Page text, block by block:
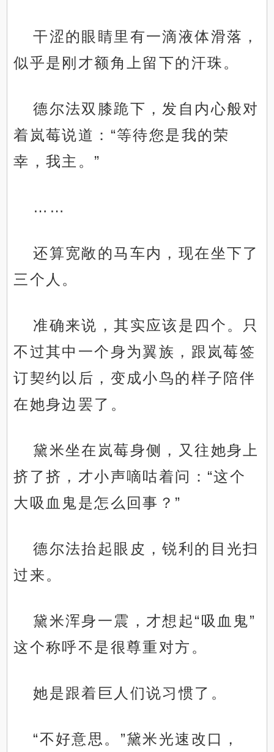
干涩的眼睛里有一滴液体滑落，
似乎是刚才额角上留下的汗珠。
德尔法双膝跪下，发自内心般对
着岚莓说道：“等待您是我的荣
幸，我主。”
……
还算宽敞的马车内，现在坐下了
三个人。
准确来说，其实应该是四个。只
不过其中一个身为翼族，跟岚莓签
订契约以后，变成小鸟的样子陪伴
在她身边罢了。
黛米坐在岚莓身侧，又往她身上
挤了挤，才小声嘀咕着问：“这个
大吸血鬼是怎么回事？”
德尔法抬起眼皮，锐利的目光扫
过来。
黛米浑身一震，才想起“吸血鬼”
这个称呼不是很尊重对方。
她是跟着巨人们说习惯了。
“不好意思。”黛米光速改口，